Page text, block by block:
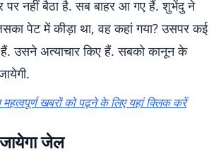
पर नहीं बैठा है. सब बाहर आ गए हैं. शुभेंदु ने
पेट में कीड़ा था, वह कहां गया? उसपर कई
हैं. उसने अत्याचार किए हैं. सबको कानून के
महत्वपूर्ण खबरों को पढ़ने के लिए यहां क्लिक करें
जायेगा जेल